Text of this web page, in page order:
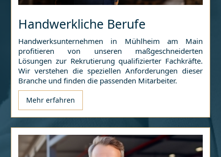
Handwerkliche Berufe
Handwerksunternehmen in Mühlheim am Main
profitieren von unseren maßgeschneiderten
Lösungen zur Rekrutierung qualifizierter Fachkräfte.
Wir verstehen die speziellen Anforderungen dieser
Branche und finden die passenden Mitarbeiter.
Mehr erfahren